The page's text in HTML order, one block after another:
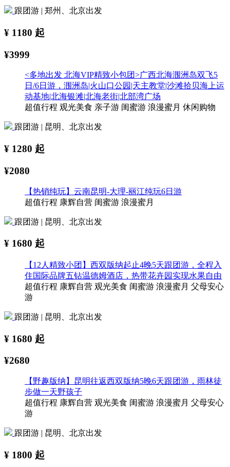
跟团游 | 郑州、北京出发
¥ 1180 起
¥3999
<多地出发 北海VIP精致小包团>广西北海涠洲岛双飞5
日/6日游，涠洲岛|火山口公园|天主教堂|沙滩拾贝海上运
动基地|北海银滩|北海老街|北部湾广场
超值行程 观光美食 亲子游 闺蜜游 浪漫蜜月 休闲购物
跟团游 | 昆明、北京出发
¥ 1280 起
¥2080
【热销纯玩】云南昆明-大理-丽江纯玩6日游
超值行程 康辉自营 闺蜜游 浪漫蜜月
跟团游 | 昆明、北京出发
¥ 1680 起
【12人精致小团】西双版纳起止4晚5天跟团游，全程入
住国际品牌五钻温德姆酒店，热带花卉园实现水果自由
超值行程 康辉自营 观光美食 闺蜜游 浪漫蜜月 父母安心
游
跟团游 | 昆明、北京出发
¥ 1680 起
¥2680
【野趣版纳】昆明往返西双版纳5晚6天跟团游，雨林徒
步做一天野孩子
超值行程 康辉自营 观光美食 闺蜜游 浪漫蜜月 父母安心
游
跟团游 | 昆明、北京出发
¥ 1800 起